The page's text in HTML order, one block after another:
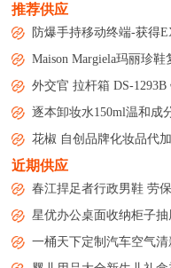
推荐供应
防爆手持移动终端-获得EX
Maison Margiela玛丽珍鞋复古
外交官 拉杆箱 DS-1293B 银色
逐本卸妆水150ml温和成分植物
花椒 自创品牌化妆品代加
近期供应
春江捍足者行政男鞋 劳保鞋
星优办公桌面收纳柜子抽屉式收
一桶天下定制汽车空气清新剂